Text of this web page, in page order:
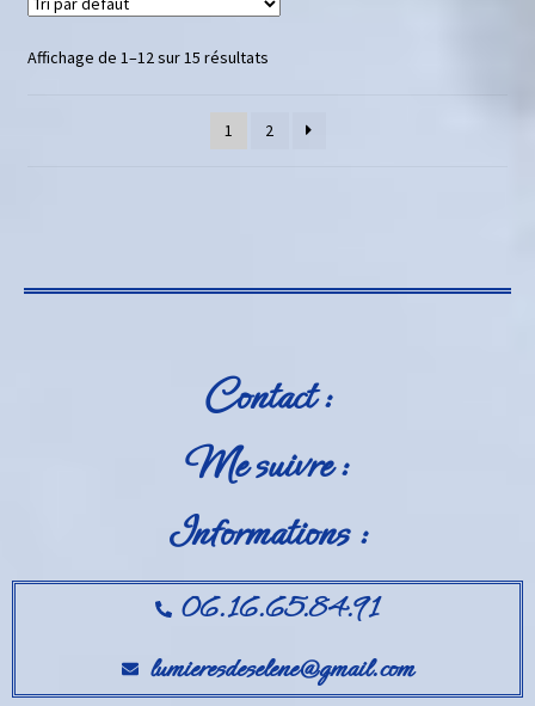
Affichage de 1–12 sur 15 résultats
1 2
Contact :
Me suivre :
Informations :
06.16.65.84.91
lumieresdeselene@gmail.com